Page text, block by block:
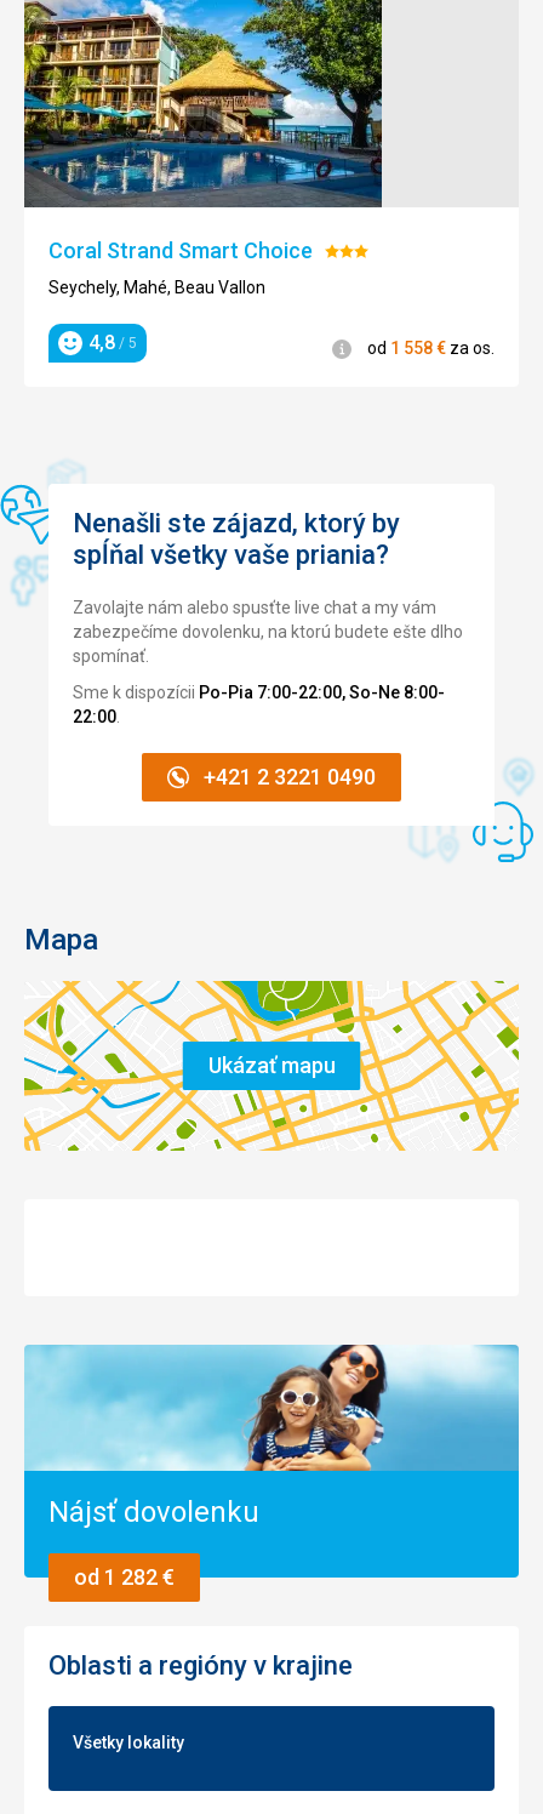
Google Translate
Coral Strand Smart Choice Hodnotenie:
Seychely, Mahé, Beau Vallon
Hodnotenie
4,8 / 5 Informácie
od 1 558€ za os.
Nenašli ste zájazd, ktorý by
spĺňal všetky vaše priania?
Zavolajte nám alebo spusťte live chat a my vám
zabezpečíme dovolenku, na ktorú budete ešte dlho
spomínať.
Sme k dispozícii Po-Pia 7:00-22:00, So-Ne 8:00-
22:00
+421 2 3221 0490
Mapa
Ukázať mapu
Nájsť dovolenku
od 1 282 €
Oblasti a regióny v krajine
Všetky lokality